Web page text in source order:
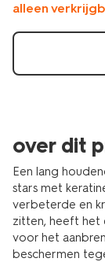
gold-
stars-
alleen
over dit
Een lang
stars met
verbeterde en
zitten, heeft het
voor het
beschermen